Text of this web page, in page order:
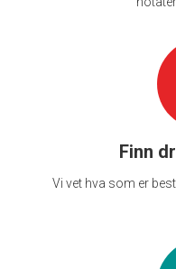
Finn
Vi vet hva som er